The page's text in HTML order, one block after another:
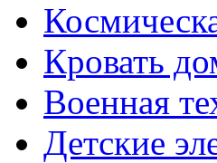
Кровать
Военная
Детские